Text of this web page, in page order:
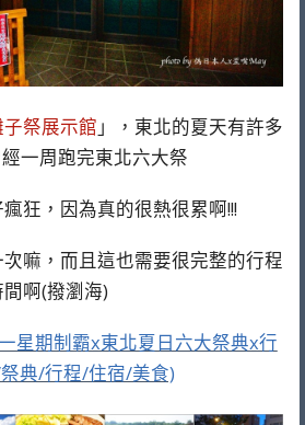
祭展示館 」，東北的夏天有許多
一周跑完東北六大祭
狂，因為真的很熱很累啊!!!
嘛，而且這也需要很完整的行程
啊(撥瀏海)
星期制霸x東北夏日六大祭典x行
祭典/行程/住宿/美食)